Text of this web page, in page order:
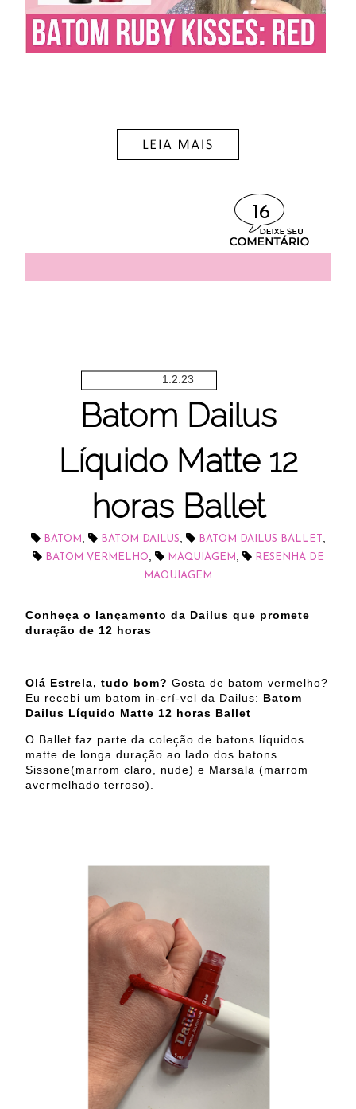
16
1.2.23
Batom Dailus
Líquido Matte 12
horas Ballet
BATOM BATOM DAILUS BATOM DAILUS BALLET
BATOM VERMELHO MAQUIAGEM
RESENHA DE
MAQUIAGEM
Conheça o lançamento da Dailus que promete
duração de 12 horas
Olá Estrela, tudo bom? Gosta de batom vermelho?
Eu recebi um batom in-crí-vel da Dailus: Batom
Dailus Líquido Matte 12 horas Ballet
O Ballet faz parte da coleção de batons líquidos
matte de longa duração ao lado dos batons
Sissone(marrom claro, nude) e Marsala (marrom
avermelhado terroso).